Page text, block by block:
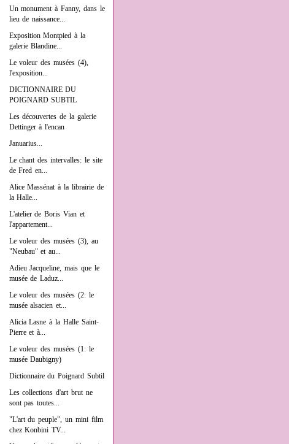
Un monument à Fanny, dans le
lieu de naissance...
Exposition Montpied à la
galerie Blandine...
Le voleur des musées (4),
l'exposition...
DICTIONNAIRE DU
POIGNARD SUBTIL
Les découvertes de la galerie
Dettinger à l'encan
Januarius...
Le chant des intervalles: le site
de Fred en...
Alice Massénat à la librairie de
la Halle...
L'atelier de Boris Vian et
l'appartement...
Le voleur des musées (3), au
"Neubau" et au...
Adieu Jacqueline, mais que le
musée de Laduz...
Le voleur des musées (2: le
musée alsacien et...
Alicia Lasne à la Halle Saint-
Pierre et à...
Le voleur des musées (1: le
musée Daubigny)
Dictionnaire du Poignard Subtil
Les collections d'art brut ne
sont pas toutes...
"L'art du peuple", un mini film
chez Konbini TV...